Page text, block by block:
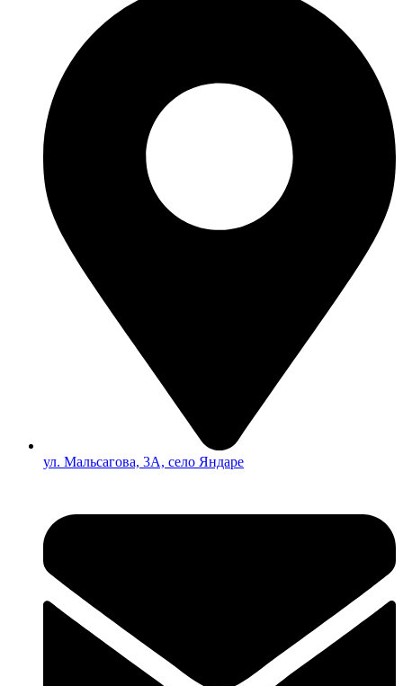
ул. Мальсагова, 3А, село Яндаре